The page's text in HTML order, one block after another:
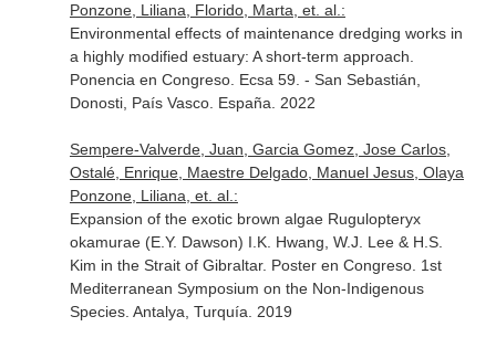
Ponzone, Liliana, Florido, Marta, et. al.:
Environmental effects of maintenance dredging works in
a highly modified estuary: A short-term approach.
Ponencia en Congreso. Ecsa 59. - San Sebastián,
Donosti, País Vasco. España. 2022
Sempere-Valverde, Juan, Garcia Gomez, Jose Carlos,
Ostalé, Enrique, Maestre Delgado, Manuel Jesus, Olaya
Ponzone, Liliana, et. al.:
Expansion of the exotic brown algae Rugulopteryx
okamurae (E.Y. Dawson) I.K. Hwang, W.J. Lee & H.S.
Kim in the Strait of Gibraltar. Poster en Congreso. 1st
Mediterranean Symposium on the Non-Indigenous
Species. Antalya, Turquía. 2019